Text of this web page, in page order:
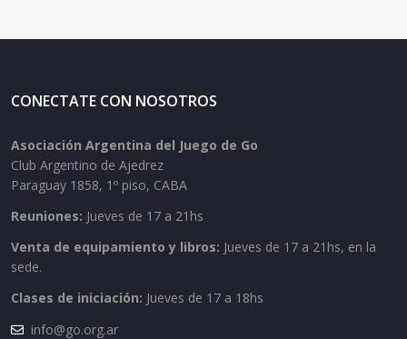
CONECTATE CON NOSOTROS
Asociación Argentina del Juego de Go
Club Argentino de Ajedrez
Paraguay 1858, 1º piso, CABA
Reuniones: Jueves de 17 a 21hs
Venta de equipamiento y libros: Jueves de 17 a 21hs, en la
sede.
Clases de iniciación: Jueves de 17 a 18hs
info@go.org.ar